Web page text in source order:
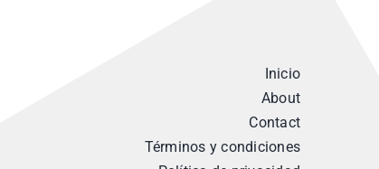
Inicio
About
Contact
Términos y condiciones